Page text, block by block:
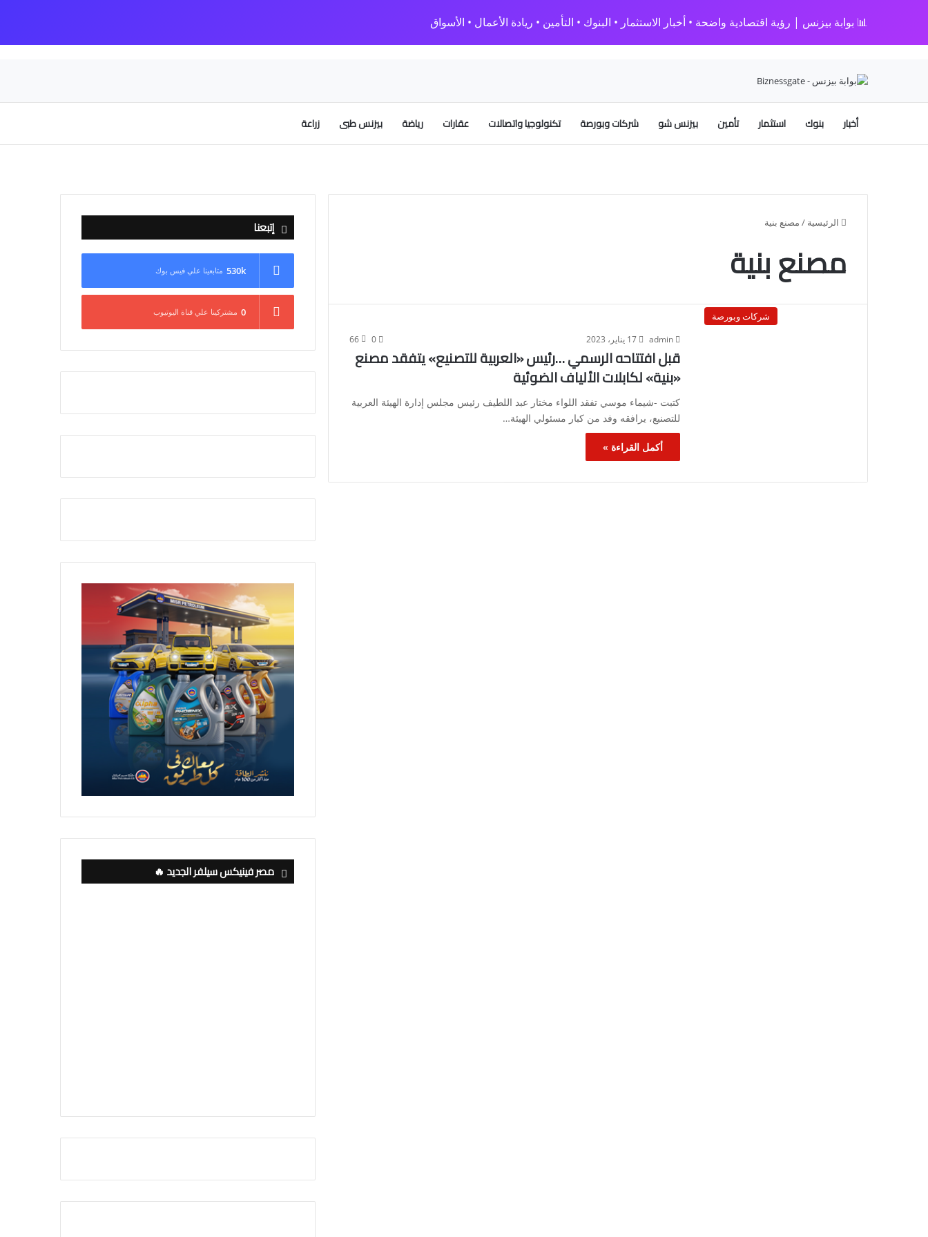
📊 بوابة بيزنس | رؤية اقتصادية واضحة • أخبار الاستثمار • البنوك • التأمين • ريادة الأعمال • الأسواق
أخبار بنوك استثمار تأمين بيزنس شو شركات وبورصة تكنولوجيا واتصالات عقارات رياضة بيزنس طبى زراعة
الرئيسية / مصنع بنية
مصنع بنية
شركات وبورصة
admin 17 يناير، 2023 0
66
قبل افتتاحه الرسمي …رئيس «العربية للتصنيع» يتفقد مصنع
«بنية» لكابلات الألياف الضوئية
كتبت -شيماء موسي تفقد اللواء مختار عبد اللطيف رئيس مجلس إدارة الهيئة العربية
للتصنيع، يرافقه وفد من كبار مسئولي الهيئة…
أكمل القراءة »
إتبعنا
530k متابعينا علي فيس بوك
0 مشتركينا علي قناة اليوتيوب
مصر فينيكس سيلفر الجديد 🔥